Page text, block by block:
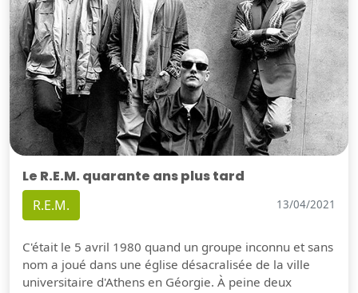
Le R.E.M. quarante ans plus tard
R.E.M. 13/04/2021
C'était le 5 avril 1980 quand un groupe inconnu et sans
nom a joué dans une église désacralisée de la ville
universitaire d'Athens en Géorgie. À peine deux